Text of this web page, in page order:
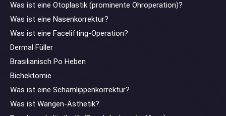
Was ist eine Otoplastik (prominente Ohroperation)?
Was ist eine Nasenkorrektur?
Was ist eine Facelifting-Operation?
Dermal Füller
Brasilianisch Po Heben
Bichektomie
Was ist eine Schamlippenkorrektur?
Was ist Wangen-Ästhetik?